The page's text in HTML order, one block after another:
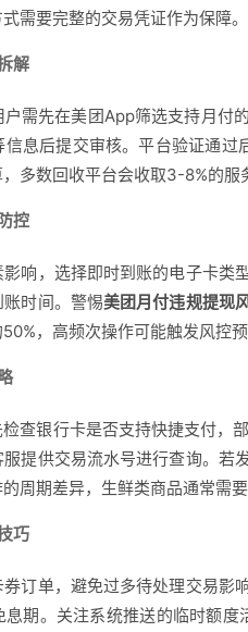
需要完整的交易凭证作为保障。
解
需先在美团App筛选支持月付
息后提交审核。平台验证通
多数回收平台会收取3-8%的服
控
响，选择即时到账的电子卡
时间。警惕美团月付违规提现
，高频次操作可能触发风控预
查银行卡是否支持快捷支付
提供交易流水号进行查询。若
周期差异，生鲜类商品通常需
巧
订单，避免过多待处理交易
期。关注系统推送的临时额